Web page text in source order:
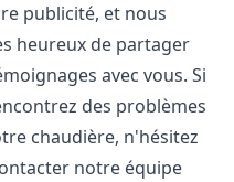
publicité, et nous
heureux de partager
avec vous. Si
des problèmes
chaudière, n'hésitez
notre équipe